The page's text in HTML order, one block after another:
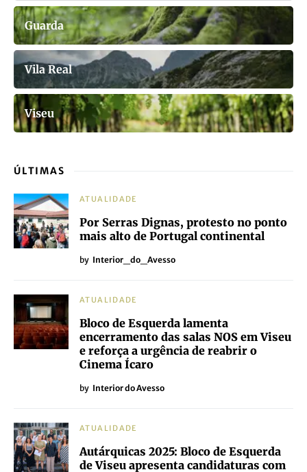
Guarda
Vila Real
Viseu
ÚLTIMAS
ATUALIDADE
Por Serras Dignas, protesto no ponto
mais alto de Portugal continental
by Interior_do_Avesso
ATUALIDADE
Bloco de Esquerda lamenta
encerramento das salas NOS em Viseu
e reforça a urgência de reabrir o
Cinema Ícaro
by Interior do Avesso
ATUALIDADE
Autárquicas 2025: Bloco de Esquerda
de Viseu apresenta candidaturas com